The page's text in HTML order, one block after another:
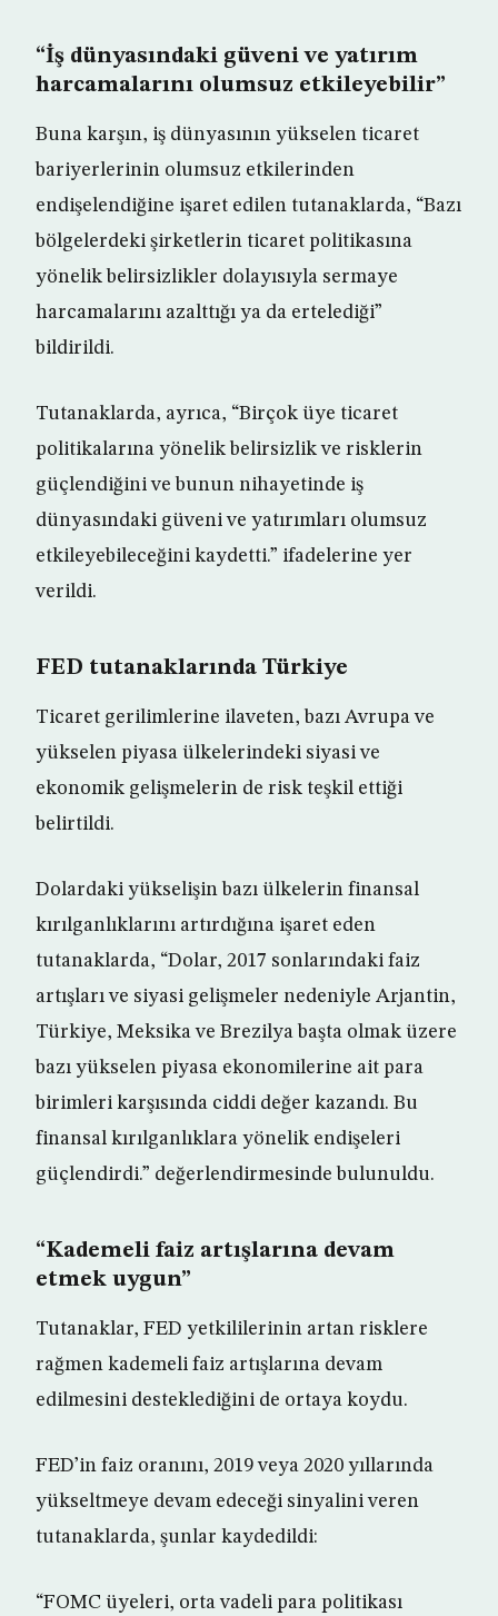
“İş dünyasındaki güveni ve yatırım
harcamalarını olumsuz etkileyebilir”
Buna karşın, iş dünyasının yükselen ticaret
bariyerlerinin olumsuz etkilerinden
endişelendiğine işaret edilen tutanaklarda, “Bazı
bölgelerdeki şirketlerin ticaret politikasına
yönelik belirsizlikler dolayısıyla sermaye
harcamalarını azalttığı ya da ertelediği”
bildirildi.
Tutanaklarda, ayrıca, “Birçok üye ticaret
politikalarına yönelik belirsizlik ve risklerin
güçlendiğini ve bunun nihayetinde iş
dünyasındaki güveni ve yatırımları olumsuz
etkileyebileceğini kaydetti.” ifadelerine yer
verildi.
FED tutanaklarında Türkiye
Ticaret gerilimlerine ilaveten, bazı Avrupa ve
yükselen piyasa ülkelerindeki siyasi ve
ekonomik gelişmelerin de risk teşkil ettiği
belirtildi.
Dolardaki yükselişin bazı ülkelerin finansal
kırılganlıklarını artırdığına işaret eden
tutanaklarda, “Dolar, 2017 sonlarındaki faiz
artışları ve siyasi gelişmeler nedeniyle Arjantin,
Türkiye, Meksika ve Brezilya başta olmak üzere
bazı yükselen piyasa ekonomilerine ait para
birimleri karşısında ciddi değer kazandı. Bu
finansal kırılganlıklara yönelik endişeleri
güçlendirdi.” değerlendirmesinde bulunuldu.
“Kademeli faiz artışlarına devam
etmek uygun”
Tutanaklar, FED yetkililerinin artan risklere
rağmen kademeli faiz artışlarına devam
edilmesini desteklediğini de ortaya koydu.
FED’in faiz oranını, 2019 veya 2020 yıllarında
yükseltmeye devam edeceği sinyalini veren
tutanaklarda, şunlar kaydedildi:
“FOMC üyeleri, orta vadeli para politikası